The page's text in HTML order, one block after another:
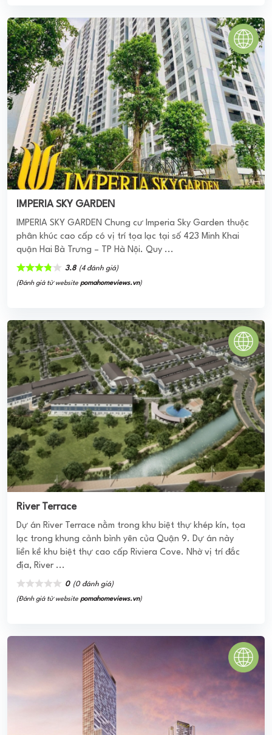
IMPERIA SKY GARDEN
IMPERIA SKY GARDEN Chung cư Imperia Sky Garden thuộc
phân khúc cao cấp có vị trí tọa lạc tại số 423 Minh Khai
quận Hai Bà Trưng – TP Hà Nội. Quy ...
3.8 (4 đánh giá)
(Đánh giá từ website pomahomeviews.vn)
River Terrace
Dự án River Terrace nằm trong khu biệt thự khép kín, tọa
lạc trong khung cảnh bình yên của Quận 9. Dự án này
liền kề khu biệt thự cao cấp Riviera Cove. Nhờ vị trí đắc
địa, River ...
0 (0 đánh giá)
(Đánh giá từ website pomahomeviews.vn)